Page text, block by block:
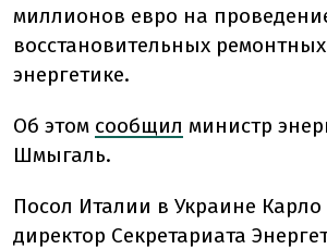
миллионов евро на
восстановительных
энергетике.
Об этом сообщил министр
Шмыгаль.
Посол Италии в Украине
директор Секретариата